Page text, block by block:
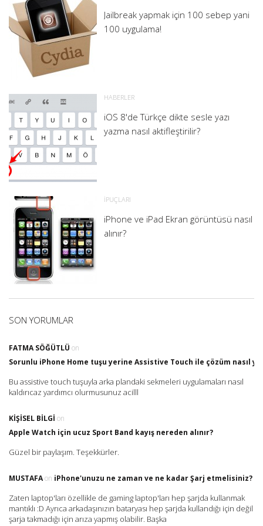
Jailbreak yapmak için 100 sebep yani
100 uygulama!
HABERLER
iOS 8'de Türkçe dikte sesle yazı
yazma nasıl aktifleştirilir?
İPUÇLARI
iPhone ve iPad Ekran görüntüsü nasıl
alınır?
SON YORUMLAR
FATMA SÖĞÜTLÜ on
Sorunlu iPhone Home tuşu yerine Assistive Touch ile çözüm nasıl
Bu assistive touch tuşuyla arka plandaki sekmeleri uygulamaları nasıl
kaldırıcaz yardımcı olurmusunuz acilll
KIŞISEL BILGI on
Apple Watch için ucuz Sport Band kayış nereden alınır?
Güzel bir paylaşım. Teşekkürler.
MUSTAFAon iPhone'unuzu ne zaman ve ne kadar Şarj etmelisiniz?
Zaten laptop'ları özellikle de gaming laptop'ları hep şarjda kullanmak
mantıklı :D Ayrıca arkadaşınızın bataryası hep şarjda kullandığı için değil
şarja takmadığı için arıza yapmış olabilir. Başka